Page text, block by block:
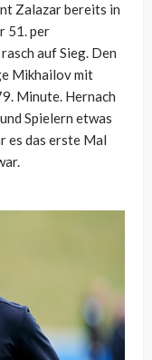
Zalazar bereits in
51. per
auf Sieg. Den
Mikhailov mit
Minute. Hernach
Spielern etwas
es das erste Mal